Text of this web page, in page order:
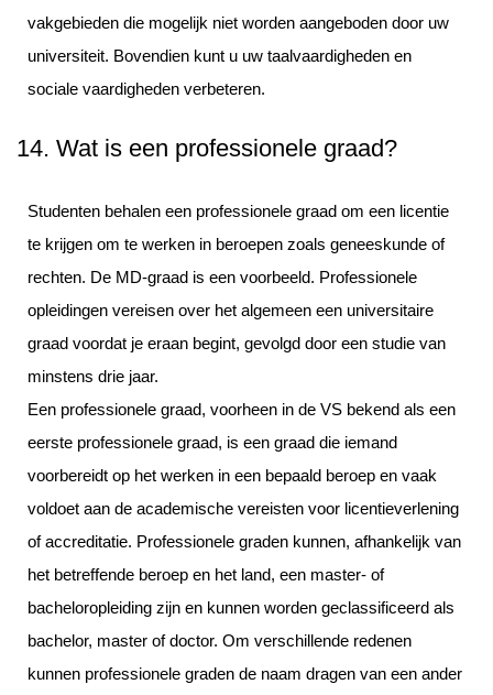
vakgebieden die mogelijk niet worden aangeboden door uw
universiteit. Bovendien kunt u uw taalvaardigheden en
sociale vaardigheden verbeteren.
14. Wat is een professionele graad?
Studenten behalen een professionele graad om een licentie
te krijgen om te werken in beroepen zoals geneeskunde of
rechten. De MD-graad is een voorbeeld. Professionele
opleidingen vereisen over het algemeen een universitaire
graad voordat je eraan begint, gevolgd door een studie van
minstens drie jaar.
Een professionele graad, voorheen in de VS bekend als een
eerste professionele graad, is een graad die iemand
voorbereidt op het werken in een bepaald beroep en vaak
voldoet aan de academische vereisten voor licentieverlening
of accreditatie. Professionele graden kunnen, afhankelijk van
het betreffende beroep en het land, een master- of
bacheloropleiding zijn en kunnen worden geclassificeerd als
bachelor, master of doctor. Om verschillende redenen
kunnen professionele graden de naam dragen van een ander